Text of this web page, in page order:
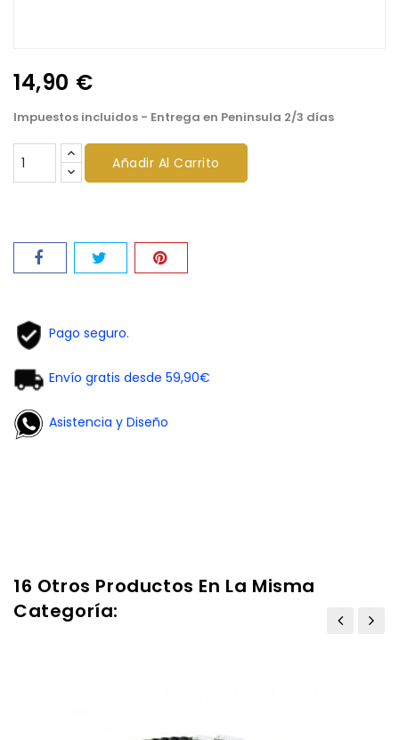
14,90 €
Impuestos incluidos - Entrega en Peninsula 2/3 días
Añadir Al Carrito
Pago seguro.
Envío gratis desde 59,90€
Asistencia y Diseño
16 Otros Productos En La Misma
Categoría: